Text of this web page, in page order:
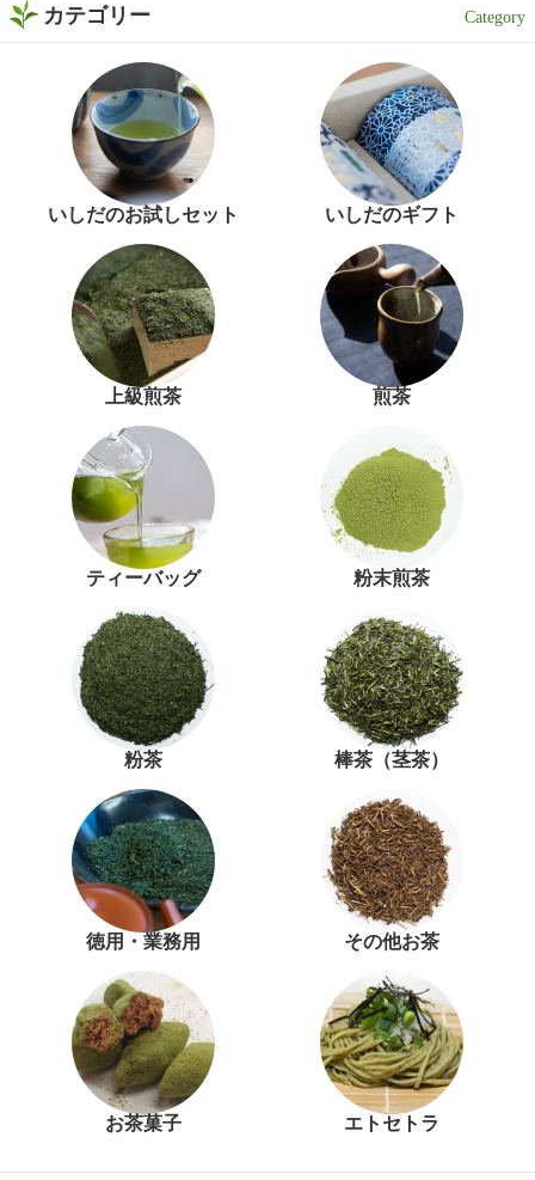
カテゴリー
いしだのお試しセット いしだのギフト
上級煎茶 煎茶
ティーバッグ 粉末煎茶
粉茶 棒茶（茎茶）
徳用・業務用 その他お茶
お茶菓子 エトセトラ